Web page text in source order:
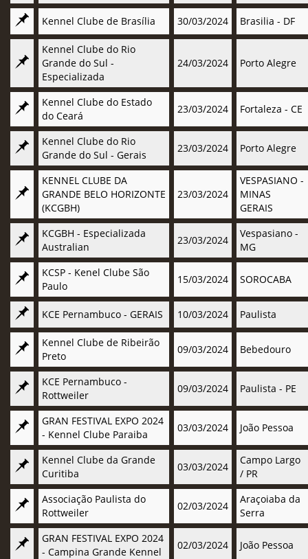
Kennel Clube de Brasília 30/03/2024 Brasilia - DF
Kennel Clube do Rio
Grande do Sul -
Especializada
24/03/2024 Porto Alegre
Kennel Clube do Estado
do Ceará
23/03/2024 Fortaleza - CE
Kennel Clube do Rio
Grande do Sul - Gerais
23/03/2024 Porto Alegre
KENNEL CLUBE DA
GRANDE BELO HORIZONTE
(KCGBH)
23/03/2024
VESPASIANO -
MINAS
GERAIS
KCGBH - Especializada
Australian
23/03/2024
Vespasiano -
MG
KCSP - Kenel Clube São
Paulo
15/03/2024 SOROCABA
KCE Pernambuco - GERAIS 10/03/2024 Paulista
Kennel Clube de Ribeirão
Preto
09/03/2024 Bebedouro
KCE Pernambuco -
Rottweiler
09/03/2024 Paulista - PE
GRAN FESTIVAL EXPO 2024
- Kennel Clube Paraiba
03/03/2024 João Pessoa
Kennel Clube da Grande
Curitiba
03/03/2024
Campo Largo
/ PR
Associação Paulista do
Rottweiler
02/03/2024
Araçoiaba da
Serra
GRAN FESTIVAL EXPO 2024
- Campina Grande Kennel
02/03/2024 João Pessoa